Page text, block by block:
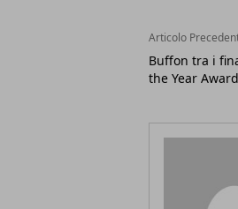
Articolo
Buffon tra i
the Year Award